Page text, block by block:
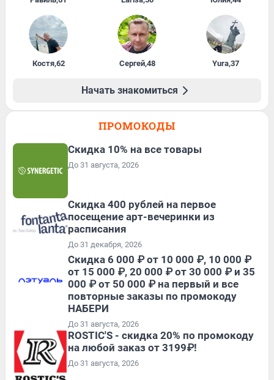
Костя,62 Сергей,48 Yura,37
Начать знакомиться
ПРОМОКОДЫ
Скидка 10% на все товары
До 31 августа, 2026
Cкидка 400 рублей на первое
посещение арт-вечеринки из
расписания
До 31 декабря, 2026
Скидка 6 000 ₽ от 10 000 ₽, 10 000 ₽
от 15 000 ₽, 20 000 ₽ от 30 000 ₽ и 35
000 ₽ от 50 000 ₽ на первый и все
повторные заказы по промокоду
НАБЕРИ
До 31 августа, 2026
ROSTIC'S - скидка 20% по промокоду
на любой заказ от 3199₽!
До 31 августа, 2026